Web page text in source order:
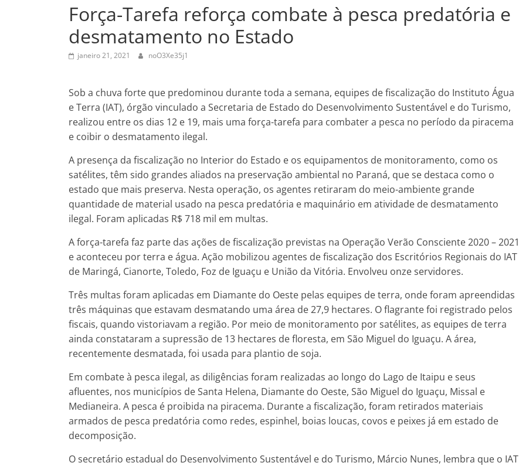
Força-Tarefa reforça combate à pesca predatória e
desmatamento no Estado
janeiro 21, 2021 noO3Xe35j1
Sob a chuva forte que predominou durante toda a semana, equipes de fiscalização do Instituto Água
e Terra (IAT), órgão vinculado a Secretaria de Estado do Desenvolvimento Sustentável e do Turismo,
realizou entre os dias 12 e 19, mais uma força-tarefa para combater a pesca no período da piracema
e coibir o desmatamento ilegal.
A presença da fiscalização no Interior do Estado e os equipamentos de monitoramento, como os
satélites, têm sido grandes aliados na preservação ambiental no Paraná, que se destaca como o
estado que mais preserva. Nesta operação, os agentes retiraram do meio-ambiente grande
quantidade de material usado na pesca predatória e maquinário em atividade de desmatamento
ilegal. Foram aplicadas R$ 718 mil em multas.
A força-tarefa faz parte das ações de fiscalização previstas na Operação Verão Consciente 2020 – 2021
e aconteceu por terra e água. Ação mobilizou agentes de fiscalização dos Escritórios Regionais do IAT
de Maringá, Cianorte, Toledo, Foz de Iguaçu e União da Vitória. Envolveu onze servidores.
Três multas foram aplicadas em Diamante do Oeste pelas equipes de terra, onde foram apreendidas
três máquinas que estavam desmatando uma área de 27,9 hectares. O flagrante foi registrado pelos
fiscais, quando vistoriavam a região. Por meio de monitoramento por satélites, as equipes de terra
ainda constataram a supressão de 13 hectares de floresta, em São Miguel do Iguaçu. A área,
recentemente desmatada, foi usada para plantio de soja.
Em combate à pesca ilegal, as diligências foram realizadas ao longo do Lago de Itaipu e seus
afluentes, nos municípios de Santa Helena, Diamante do Oeste, São Miguel do Iguaçu, Missal e
Medianeira. A pesca é proibida na piracema. Durante a fiscalização, foram retirados materiais
armados de pesca predatória como redes, espinhel, boias loucas, covos e peixes já em estado de
decomposição.
O secretário estadual do Desenvolvimento Sustentável e do Turismo, Márcio Nunes, lembra que o IAT